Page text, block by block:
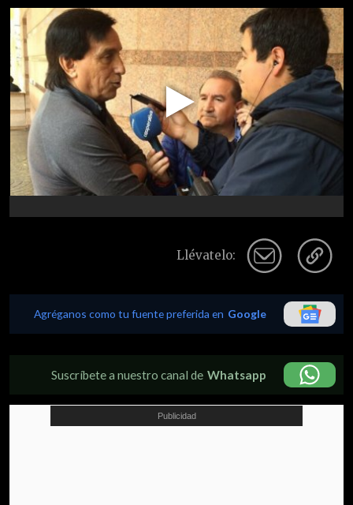
Play
Video
Llévatelo:
Agréganos como tu fuente preferida en Google
Suscríbete a nuestro canal de Whatsapp